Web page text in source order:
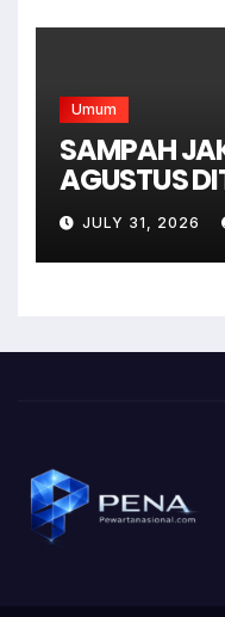
Umum
SAMPAH
AGUSTUS
BANTAR
JULY 31, 2026